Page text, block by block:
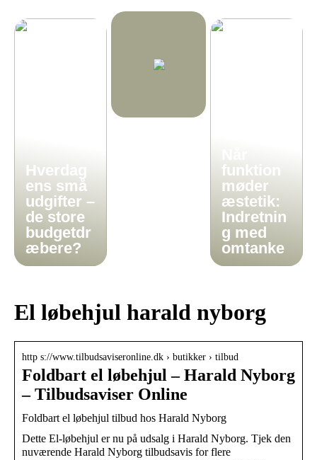
Hverdag
ens små
udgifter –
de store
budgetdr
æbere?
funktion
møder
æstetik:
Indretnin
g med
omtanke
El løbehjul harald nyborg
http s://www.tilbudsaviseronline.dk › butikker › tilbud
Foldbart el løbehjul – Harald Nyborg
– Tilbudsaviser Online
Foldbart el løbehjul tilbud hos Harald Nyborg
Dette El-løbehjul er nu på udsalg i Harald Nyborg. Tjek den
nuværende Harald Nyborg tilbudsavis for flere